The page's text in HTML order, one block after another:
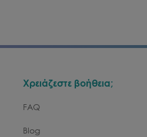
Χρειάζεστε βοήθεια;
FAQ
Blog